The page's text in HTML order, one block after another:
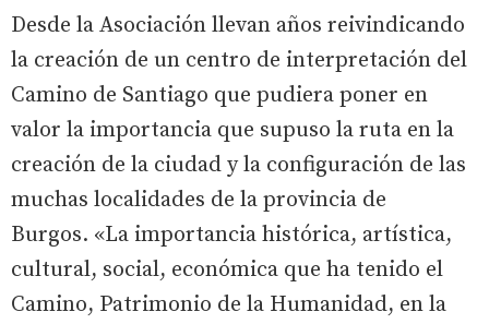
Desde la Asociación llevan años reivindicando
la creación de un centro de interpretación del
Camino de Santiago que pudiera poner en
valor la importancia que supuso la ruta en la
creación de la ciudad y la configuración de las
muchas localidades de la provincia de
Burgos. «La importancia histórica, artística,
cultural, social, económica que ha tenido el
Camino, Patrimonio de la Humanidad, en la